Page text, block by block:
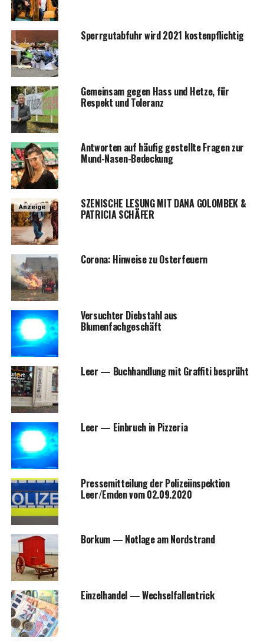
Sperr­gut­ab­fuhr wird 2021 kostenpflichtig
Gemein­sam gegen Hass und Het­ze, für
Respekt und Toleranz
Ant­wor­ten auf häu­fig gestell­te Fra­gen zur
Mund-Nasen-Bedeckung
Anzeige SZENISCHE LESUNG MIT DANA GOLOMBEK &
PATRICIA SCHÄFER
Coro­na: Hin­wei­se zu Osterfeuern
Ver­such­ter Dieb­stahl aus
Blumenfachgeschäft
Leer — Buch­hand­lung mit Graf­fi­ti besprüht
Leer — Ein­bruch in Pizzeria
Pres­se­mit­tei­lung der Poli­zei­in­spek­ti­on
Leer/Emden vom 02.09.2020
Bor­kum — Not­la­ge am Nordstrand
Ein­zel­han­del — Wechselfallentrick